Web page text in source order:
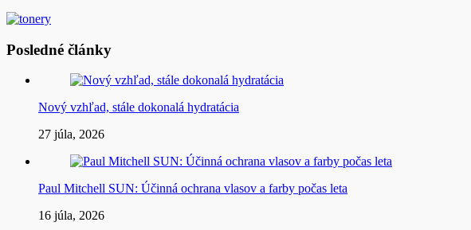
Posledné články
Nový vzhľad, stále dokonalá hydratácia
27 júla, 2026
Paul Mitchell SUN: Účinná ochrana vlasov a farby počas leta
16 júla, 2026